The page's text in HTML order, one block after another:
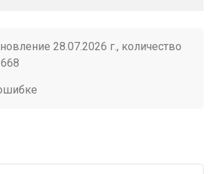
28.07.2026 г., количество